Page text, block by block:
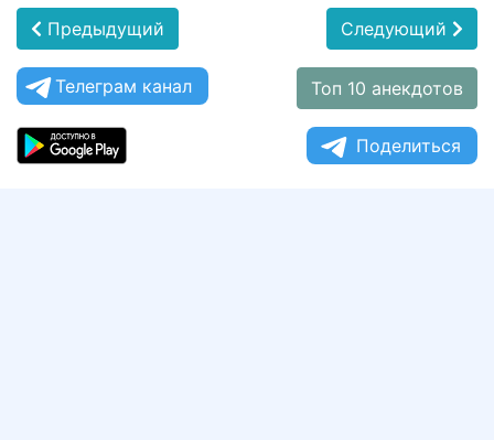
Предыдущий Следующий
Телеграм канал Топ 10 анекдотов
Поделиться